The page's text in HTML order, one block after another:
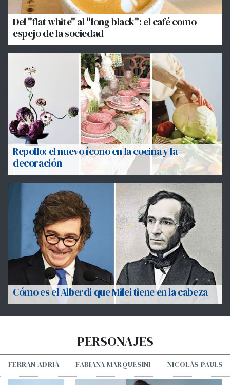
Repollo: el nuevo ícono en la cocina y la
decoración
Del "flat white" al "long black": el café como
espejo de la sociedad
Cómo es el Alberdi que Milei tiene en la cabeza
PERSONAJES
FERRAN ADRIÀ FABIANA MARQUESINI NICOLÁS PAULS